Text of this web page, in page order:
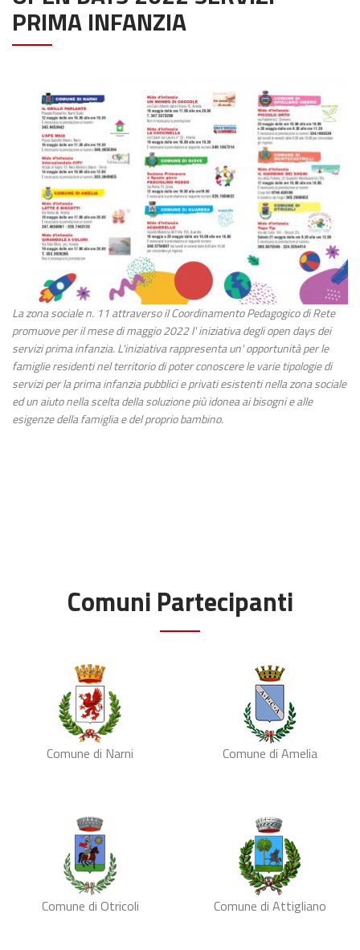
PRIMA INFANZIA
La zona sociale n. 11 attraverso il Coordinamento Pedagogico di Rete
promuove per il mese di maggio 2022 l' iniziativa degli open days dei
servizi prima infanzia. L'iniziativa rappresenta un' opportunità per le
famiglie residenti nel territorio di poter conoscere le varie tipologie di
servizi per la prima infanzia pubblici e privati esistenti nella zona sociale
ed un aiuto nella scelta della soluzione più idonea ai bisogni e alle
esigenze della famiglia e del proprio bambino.
Comuni Partecipanti
Comune di Narni Comune di Amelia
Comune di Otricoli Comune di Attigliano